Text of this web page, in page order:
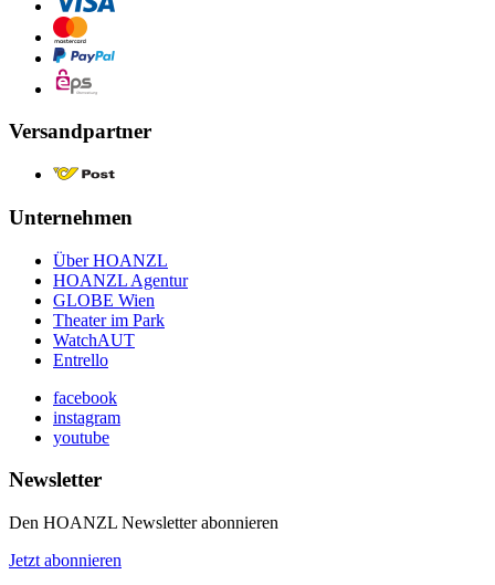
Versandpartner
Unternehmen
Über HOANZL
HOANZL Agentur
GLOBE Wien
Theater im Park
WatchAUT
Entrello
facebook
instagram
youtube
Newsletter
Den HOANZL Newsletter abonnieren
Jetzt abonnieren